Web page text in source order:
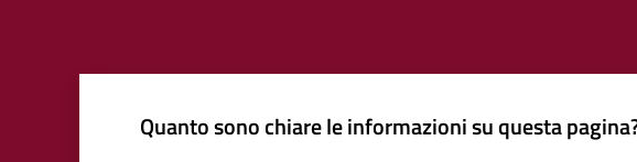
Quanto sono chiare le informazioni su questa